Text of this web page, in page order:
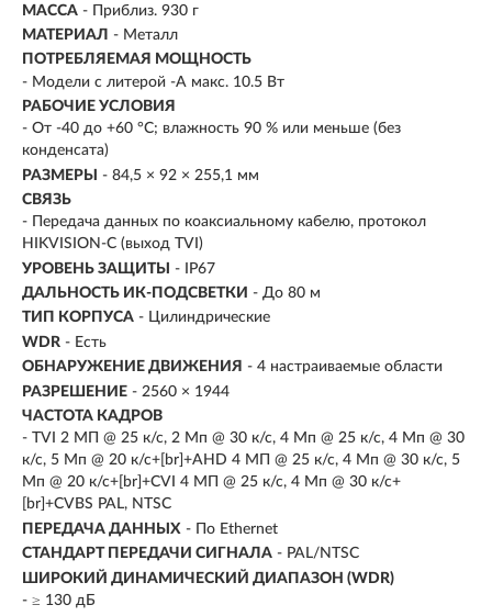
МАССА - Приблиз. 930 г
МАТЕРИАЛ - Металл
ПОТРЕБЛЯЕМАЯ МОЩНОСТЬ
- Модели с литерой -A макс. 10.5 Вт
РАБОЧИЕ УСЛОВИЯ
- От -40 до +60 °C; влажность 90 % или меньше (без
конденсата)
РАЗМЕРЫ
- 84,5 × 92 × 255,1 мм
СВЯЗЬ
- Передача данных по коаксиальному кабелю, протокол
HIKVISION-C (выход TVI)
УРОВЕНЬ ЗАЩИТЫ
- IP67
ДАЛЬНОСТЬ ИК-ПОДСВЕТКИ - До 80 м
ТИП КОРПУСА - Цилиндрические
WDR - Есть
ОБНАРУЖЕНИЕ ДВИЖЕНИЯ - 4 настраиваемые области
РАЗРЕШЕНИЕ - 2560 × 1944
ЧАСТОТА КАДРОВ
- TVI 2 МП @ 25 к/с, 2 Мп @ 30 к/с, 4 Мп @ 25 к/с, 4 Мп @ 30
к/с, 5 Мп @ 20 к/с+[br]+AHD 4 МП @ 25 к/с, 4 Мп @ 30 к/с, 5
Мп @ 20 к/с+[br]+CVI 4 МП @ 25 к/с, 4 Мп @ 30 к/с+
[br]+CVBS PAL, NTSC
ПЕРЕДАЧА ДАННЫХ - По Ethernet
СТАНДАРТ ПЕРЕДАЧИ СИГНАЛА - PAL/NTSC
ШИРОКИЙ ДИНАМИЧЕСКИЙ ДИАПАЗОН (WDR)
- ≥ 130 дБ